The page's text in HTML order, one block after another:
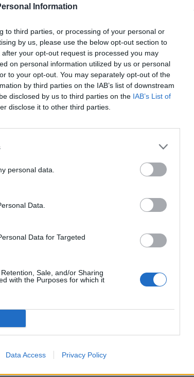
Information
to third parties, or processing of your personal or
by us, please use the below opt-out section to
your opt-out request is processed you may
on personal information utilized by us or personal
to your opt-out. You may separately opt-out of the
by third parties on the IAB’s list of downstream
disclosed by us to third parties on the IAB’s List of
disclose it to other third parties.
personal data.
Data.
Data for Targeted
Sale, and/or Sharing
with the Purposes for which it
Data Access Privacy Policy
League